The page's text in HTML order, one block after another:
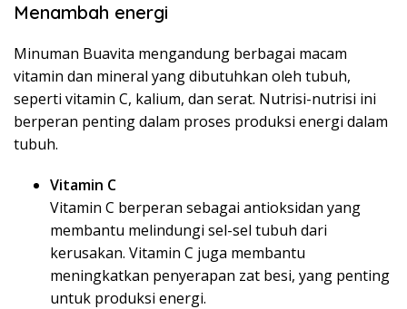
Menambah energi
Minuman Buavita mengandung berbagai macam
vitamin dan mineral yang dibutuhkan oleh tubuh,
seperti vitamin C, kalium, dan serat. Nutrisi-nutrisi ini
berperan penting dalam proses produksi energi dalam
tubuh.
Vitamin C
Vitamin C berperan sebagai antioksidan yang
membantu melindungi sel-sel tubuh dari
kerusakan. Vitamin C juga membantu
meningkatkan penyerapan zat besi, yang penting
untuk produksi energi.